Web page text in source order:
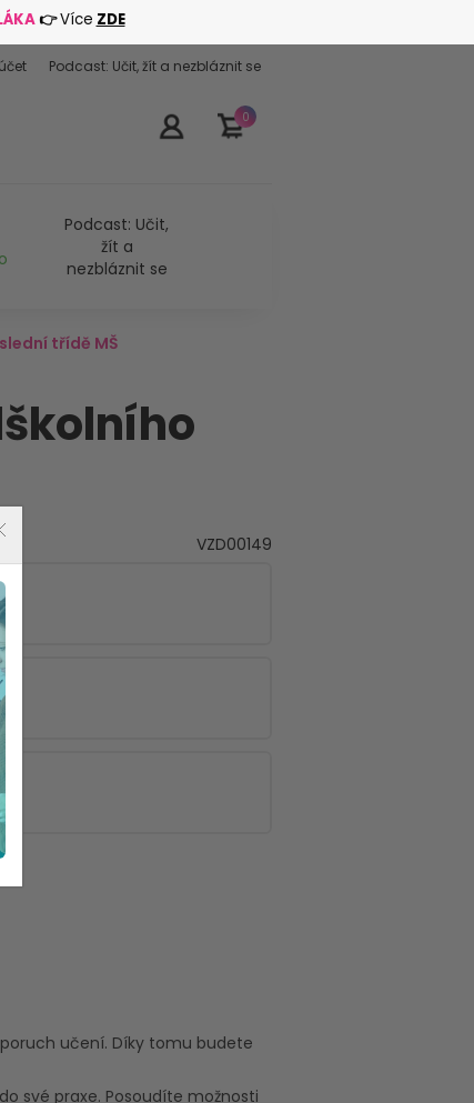
👉Více ZDE
0
Podcast: Učit,
žít a
nezbláznit se
Podcast: Učit, žít a nezbláznit se
třídě MŠ
VZD00149
učení. Díky tomu budete
své praxe. Posoudíte možnosti